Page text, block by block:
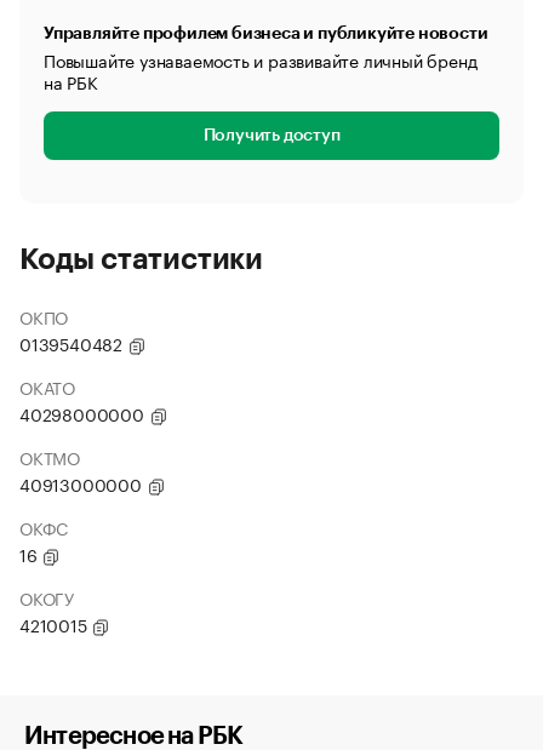
Управляйте профилем бизнеса и публикуйте новости
Повышайте узнаваемость и развивайте личный бренд
на РБК
Получить доступ
Коды статистики
ОКПО
0139540482
ОКАТО
40298000000
ОКТМО
40913000000
ОКФС
16
ОКОГУ
4210015
Интересное на РБК